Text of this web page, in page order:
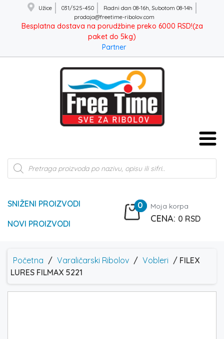
Užice 031/525-450
Radni dan 08-16h, Subotom 08-14h
prodaja@freetime-ribolov.com
Besplatna dostava na porudžbine preko 6000 RSD!(za
paket do 5kg)
Partner
Products
search
SNIŽENI PROIZVODI
NOVI PROIZVODI
0 Moja korpa
0 RSD
Početna / Varaličarski Ribolov / Vobleri / FILEX
LURES FILMAX 5221